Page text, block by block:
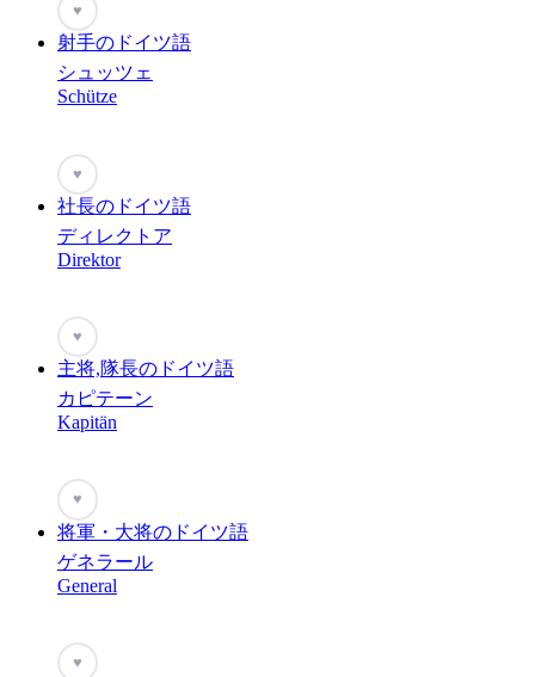
♥
射手のドイツ語
シュッツェ
Schütze
♥
社長のドイツ語
ディレクトア
Direktor
♥
主将,隊長のドイツ語
カピテーン
Kapitän
♥
将軍・大将のドイツ語
ゲネラール
General
♥